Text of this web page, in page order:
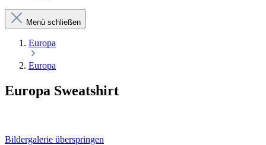
Menü schließen
Europa
Europa
Europa Sweatshirt
Bildergalerie überspringen